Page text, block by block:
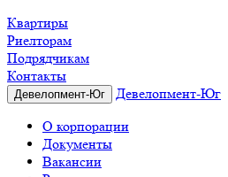
Квартиры
Риелторам
Подрядчикам
Контакты
Девелопмент-Юг
Девелопмент-Юг
О корпорации
Документы
Вакансии